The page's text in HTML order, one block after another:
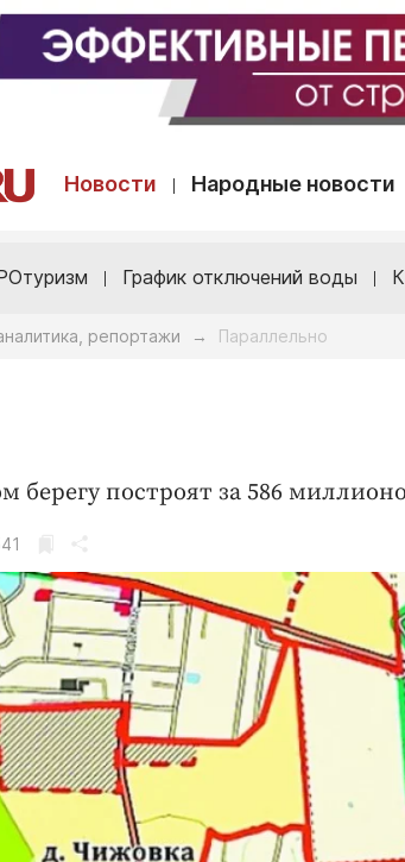
Новости Народные новости
График отключений воды
репортажи → Параллельно
­берегу построят за 586